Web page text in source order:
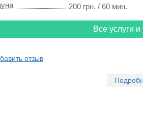
200 грн. / 60 мин.
Все услуги
отзыв